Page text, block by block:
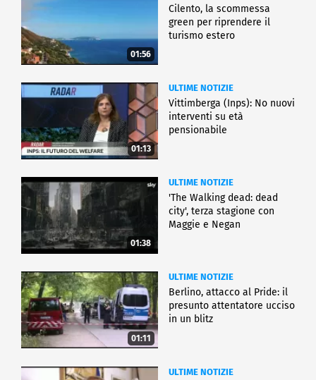
01:56
Cilento, la scommessa
green per riprendere il
turismo estero
01:13
ULTIME NOTIZIE
Vittimberga (Inps): No nuovi
interventi su età
pensionabile
01:38
ULTIME NOTIZIE
'The Walking dead: dead
city', terza stagione con
Maggie e Negan
01:11
ULTIME NOTIZIE
Berlino, attacco al Pride: il
presunto attentatore ucciso
in un blitz
ULTIME NOTIZIE